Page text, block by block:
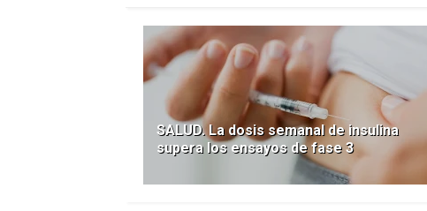
SALUD. La dosis semanal de insulina
supera los ensayos de fase 3